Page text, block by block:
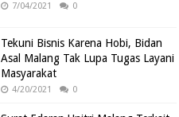
7/04/2021 0
Tekuni Bisnis Karena Hobi, Bidan
Asal Malang Tak Lupa Tugas Layani
Masyarakat
4/20/2021 0